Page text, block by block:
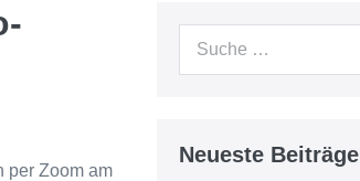
per Zoom am
Neueste Beiträge